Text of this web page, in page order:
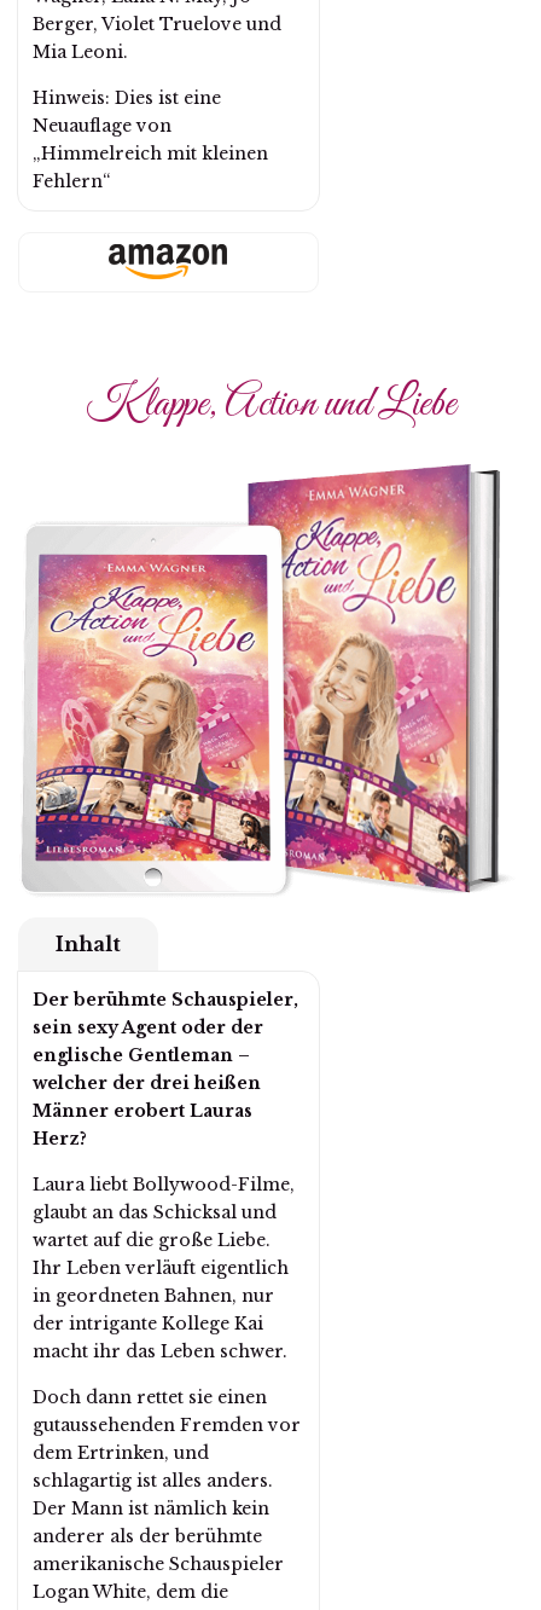
Berger, Violet Truelove und
Mia Leoni.
Hinweis: Dies ist eine
Neuauflage von
„Himmelreich mit kleinen
Fehlern“
Klappe, Action und Liebe
Inhalt
Der berühmte Schauspieler,
sein sexy Agent oder der
englische Gentleman –
welcher der drei heißen
Männer erobert Lauras
Herz?
Laura liebt Bollywood-Filme,
glaubt an das Schicksal und
wartet auf die große Liebe.
Ihr Leben verläuft eigentlich
in geordneten Bahnen, nur
der intrigante Kollege Kai
macht ihr das Leben schwer.
Doch dann rettet sie einen
gutaussehenden Fremden vor
dem Ertrinken, und
schlagartig ist alles anders.
Der Mann ist nämlich kein
anderer als der berühmte
amerikanische Schauspieler
Logan White, dem die